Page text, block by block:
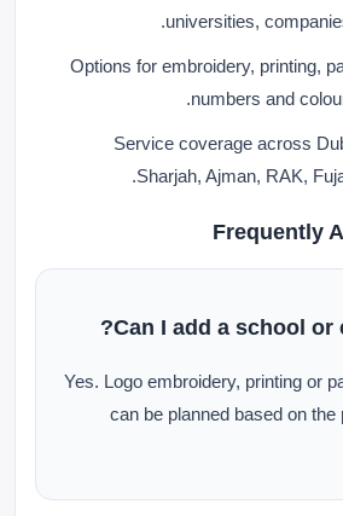
universities,
Options for embroidery, printing,
numbers and
Service coverage across
Sharjah, Ajman, RAK,
Frequently
Can I add a school or
Yes. Logo embroidery, printing or
can be planned based on